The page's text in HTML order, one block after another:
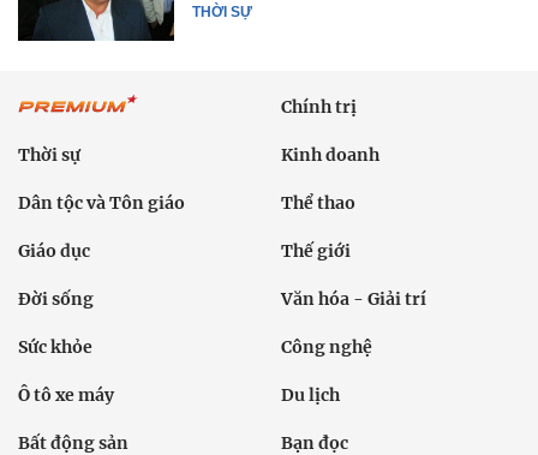
THỜI SỰ
Chính trị
Thời sự Kinh doanh
Dân tộc và Tôn giáo Thể thao
Giáo dục Thế giới
Đời sống Văn hóa - Giải trí
Sức khỏe Công nghệ
Ô tô xe máy Du lịch
Bất động sản Bạn đọc